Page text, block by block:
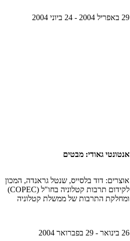
29 באפריל 2004 - 24 ביוני 2004
אנטונטי גאודי: מבטים
אוצרים: דוד בלסייס, שנטל גראנדה, המכון
לקידום תרבות קטלוניה בחו"ל (COPEC)
ומחלקת התרבות של ממשלת קטלוניה
26 בינואר - 29 בפברואר 2004